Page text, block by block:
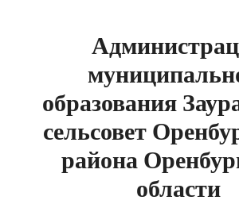
образования
сельсовет
района
области